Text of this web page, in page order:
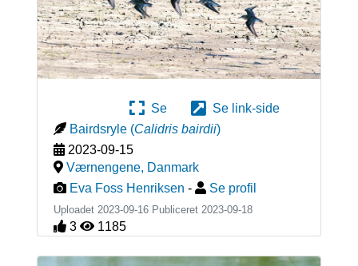
Se
Se link-side
Bairdsryle (Calidris bairdii)
2023-09-15
Værnengene, Danmark
Eva Foss Henriksen - Se profil
Uploadet 2023-09-16 Publiceret 2023-09-18
3 1185